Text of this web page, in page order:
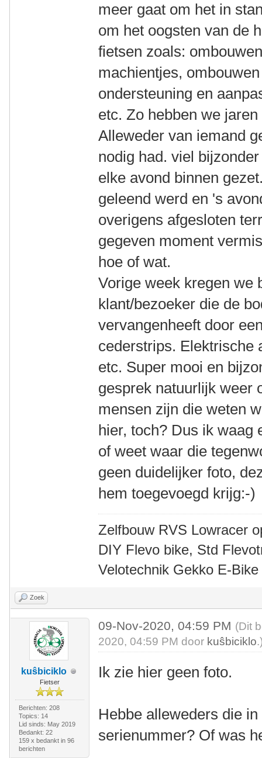
meer gaat om het in
om het oogsten van de
fietsen zoals:
machientjes,
ondersteuning en
etc. Zo hebben we
Alleweder van iemand
nodig had. viel
elke avond binnen
geleend werd en 's
overigens afgesloten
gegeven moment
hoe of wat.
Vorige week kregen we
klant/bezoeker die de
vervangenheeft door
cederstrips. Elektrische
etc. Super mooi en
gesprek natuurlijk weer
mensen zijn die weten
hier, toch? Dus ik waag
of weet waar die
geen duidelijker foto,
hem toegevoegd krijg:-)
Zelfbouw RVS Lowracer
DIY Flevo bike, Std
Velotechnik Gekko E-Bike
Zoek
kuŝbiciklo
Fietser
Berichten: 208
Topics: 14
Lid sinds: May 2019
Bedankt: 22
159 x bedankt in 96
berichten
09-Nov-2020, 04:59 PM (Dit
2020, 04:59 PM door kuŝbiciklo
Ik zie hier geen foto.
Hebbe alleweders die
serienummer? Of was